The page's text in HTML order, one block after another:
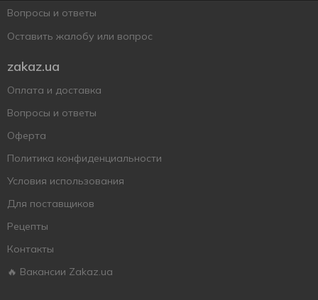
Вопросы и ответы
Оставить жалобу или вопрос
zakaz.ua
Оплата и доставка
Вопросы и ответы
Оферта
Политика конфиденциальности
Условия использования
Для поставщиков
Рецепты
Контакты
🔥 Вакансии Zakaz.ua